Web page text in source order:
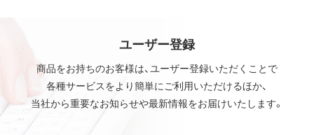
ユーザー登録
商品をお持ちのお客様は、ユーザー登録いただくことで
各種サービスをより簡単にご利用いただけるほか、
当社から重要なお知らせや最新情報をお届けいたします。